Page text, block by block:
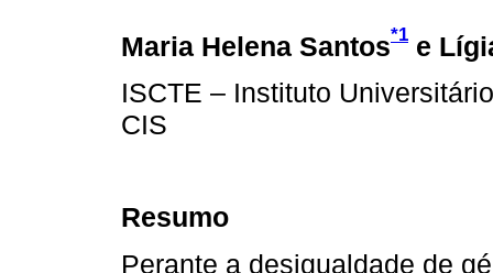
Maria Helena Santos*1 e
ISCTE – Instituto
CIS
Resumo
Perante a desigualdade de